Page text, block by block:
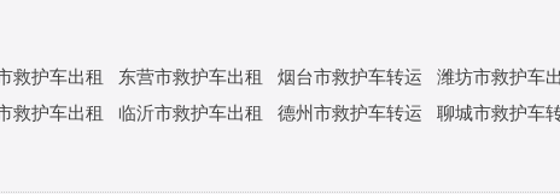
救护车出租 东营市救护车出租 烟台市救护车转运 潍坊市救护车
救护车出租 临沂市救护车出租 德州市救护车转运 聊城市救护车